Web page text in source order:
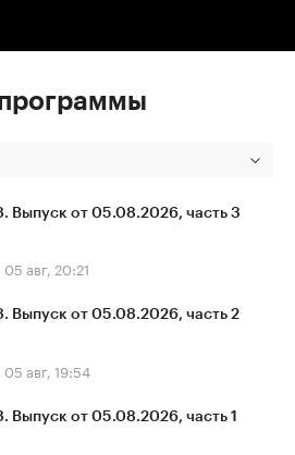
Выпуск от 05.08.2026, часть 3
05 авг, 20:21
Выпуск от 05.08.2026, часть 2
05 авг, 19:54
Выпуск от 05.08.2026, часть 1